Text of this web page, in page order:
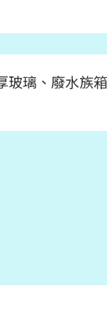
玻璃、廢水族